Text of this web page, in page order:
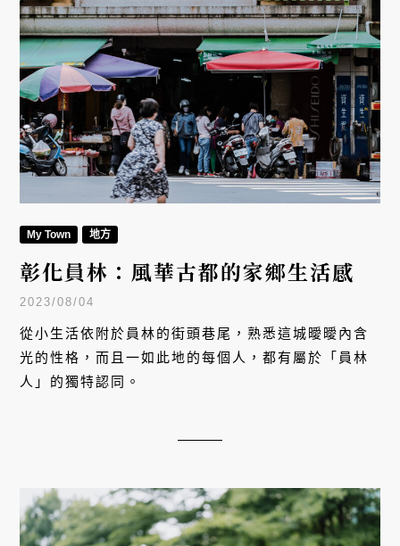
My Town 地方
彰化員林：風華古都的家鄉生活感
2023/08/04
從小生活依附於員林的街頭巷尾，熟悉這城曖曖內含
光的性格，而且一如此地的每個人，都有屬於「員林
人」的獨特認同。